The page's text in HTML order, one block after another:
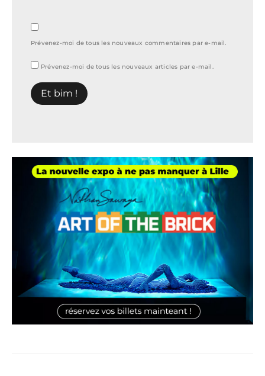
Prévenez-moi de tous les nouveaux commentaires par e-mail.
Prévenez-moi de tous les nouveaux articles par e-mail.